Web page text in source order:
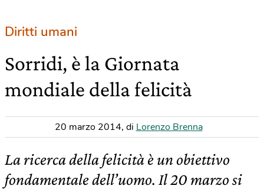
Diritti umani
Sorridi, è la Giornata
mondiale della felicità
20 marzo 2014, di Lorenzo Brenna
La ricerca della felicità è un obiettivo
fondamentale dell’uomo. Il 20 marzo si